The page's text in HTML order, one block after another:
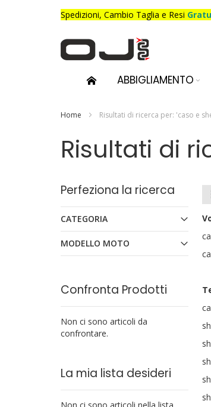
Salta
al
contenuto
Spedizioni, Cambio Taglia e Resi
ABBIGLIAMENTO
Home Risultati di ricerca per: 'caso e
Risultati di
Perfeziona la ricerca
CATEGORIA
MODELLO MOTO
Confronta Prodotti
Non ci sono articoli da
confrontare.
La mia lista desideri